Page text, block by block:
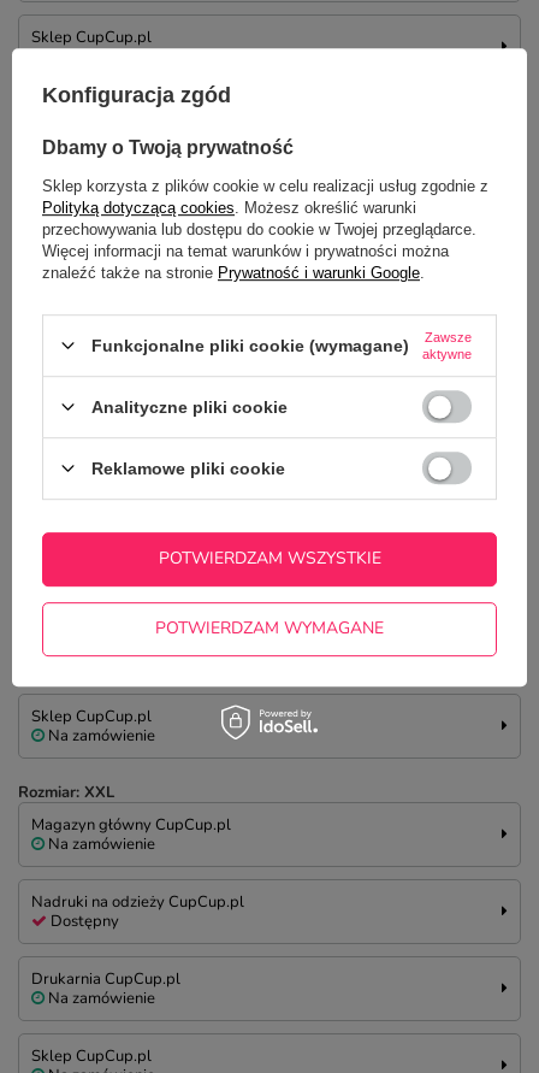
Sklep CupCup.pl
Na zamówienie
Magazyn główny CupCup.pl
Na zamówienie
Nadruki na odzieży CupCup.pl
Dostępny
Na zamówienie
Sklep CupCup.pl
Na zamówienie
Magazyn główny CupCup.pl
Na zamówienie
Nadruki na odzieży CupCup.pl
Dostępny
Drukarnia CupCup.pl
Na zamówienie
Sklep CupCup.pl
Na zamówienie
Rozmiar: XXL
Magazyn główny CupCup.pl
Na zamówienie
Nadruki na odzieży CupCup.pl
Dostępny
Drukarnia CupCup.pl
Na zamówienie
Sklep CupCup.pl
Konfiguracja zgód
Dbamy o Twoją prywatność
Sklep korzysta z plików cookie w celu realizacji usług zgodnie z
Polityką dotyczącą cookies . Możesz określić warunki
przechowywania lub dostępu do cookie w Twojej przeglądarce.
Więcej informacji na temat warunków i prywatności można
znaleźć także na stronie Prywatność i warunki Google
Funkcjonalne pliki cookie (wymagane)
Zawsze
aktywne
Analityczne pliki cookie
Reklamowe pliki cookie
POTWIERDZAM WYMAGANE
POTWIERDZAM WSZYSTKIE